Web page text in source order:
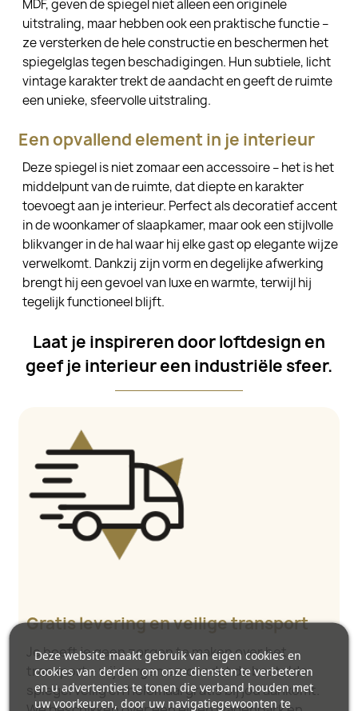
MDF, geven de spiegel niet alleen een originele
uitstraling, maar hebben ook een praktische functie –
ze versterken de hele constructie en beschermen het
spiegelglas tegen beschadigingen. Hun subtiele, licht
vintage karakter trekt de aandacht en geeft de ruimte
een unieke, sfeervolle uitstraling.
Een opvallend element in je interieur
Deze spiegel is niet zomaar een accessoire – het is het
middelpunt van de ruimte, dat diepte en karakter
toevoegt aan je interieur. Perfect als decoratief accent
in de woonkamer of slaapkamer, maar ook een stijlvolle
blikvanger in de hal waar hij elke gast op elegante wijze
verwelkomt. Dankzij zijn vorm en degelijke afwerking
brengt hij een gevoel van luxe en warmte, terwijl hij
tegelijk functioneel blijft.
Laat je inspireren door loftdesign en
geef je interieur een industriële sfeer.
Gratis levering en veilige transport
Je hoeft je geen zorgen te maken over het
transport – wij zorgen ervoor dat de bestelde
spiegel veilig en helemaal gratis bij jou aankomt.
Deze website maakt gebruik van eigen cookies en
cookies van derden om onze diensten te verbeteren
en u advertenties te tonen die verband houden met
uw voorkeuren, door uw navigatiegewoonten te